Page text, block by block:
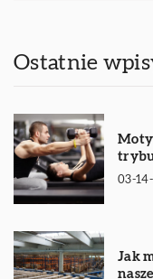
Ostatnie
trybu
03-
Jak